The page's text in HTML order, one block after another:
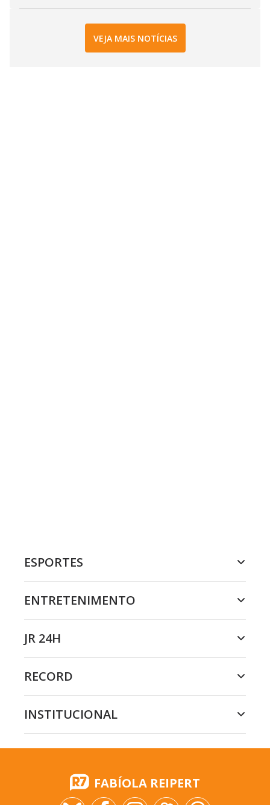
VEJA MAIS NOTÍCIAS
ESPORTES
ENTRETENIMENTO
JR 24H
RECORD
INSTITUCIONAL
FABÍOLA REIPERT